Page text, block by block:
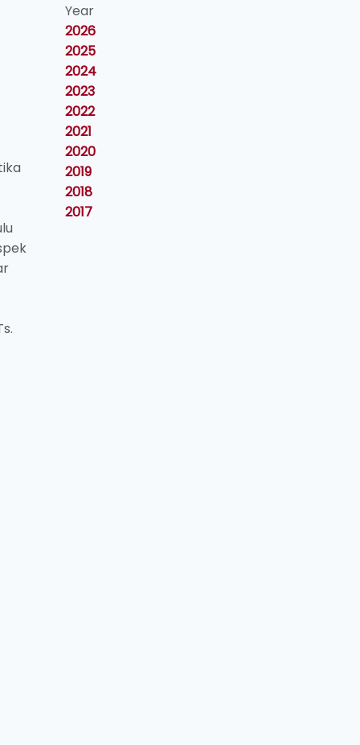
Year
2026
2025
2024
2023
2022
2021
2020
2019
2018
2017